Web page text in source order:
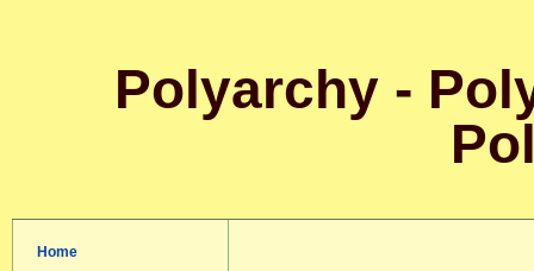
Polyarchy -
Home